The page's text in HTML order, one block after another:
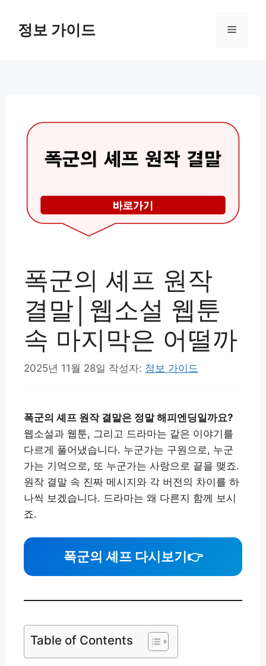
정보 가이드 메
폭군의 셰프 원작
결말│웹소설 웹툰
속 마지막은 어떨까
2025년 11월 28일 작성자: 정보 가이드
폭군의 셰프 원작 결말은 정말 해피엔딩일까요?
웹소설과 웹툰, 그리고 드라마는 같은 이야기를
다르게 풀어냈습니다. 누군가는 구원으로, 누군
가는 기억으로, 또 누군가는 사랑으로 끝을 맺죠.
원작 결말 속 진짜 메시지와 각 버전의 차이를 하
나씩 보겠습니다. 드라마는 왜 다른지 함께 보시
죠.
폭군의 셰프 다시보기 👉
Table of Contents